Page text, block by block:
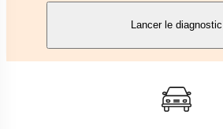
Lancer le diagnostic